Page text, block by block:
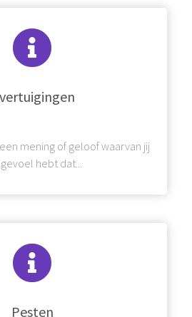
mening of geloof waarvan jij
hebt dat...
Pesten